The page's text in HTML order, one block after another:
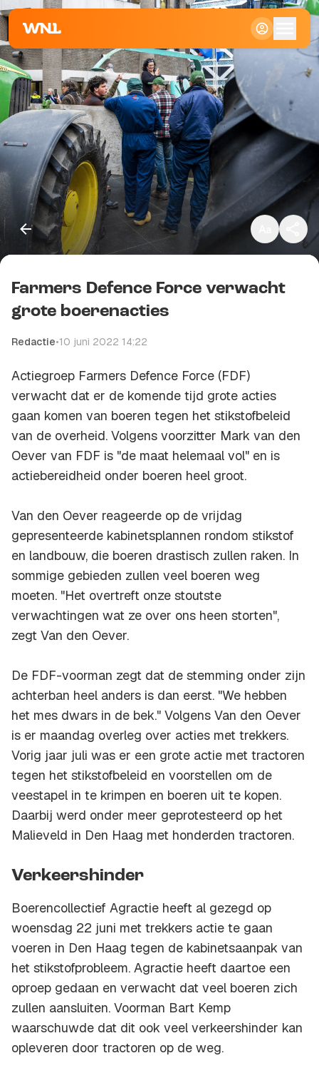
Klein
Kopieer link
Farmers Defence Force verwacht
grote boerenacties
Redactie•10 juni 2022 14:22
Actiegroep Farmers Defence Force (FDF)
verwacht dat er de komende tijd grote acties
gaan komen van boeren tegen het stikstofbeleid
van de overheid. Volgens voorzitter Mark van den
Oever van FDF is "de maat helemaal vol" en is
actiebereidheid onder boeren heel groot.
Van den Oever reageerde op de vrijdag
gepresenteerde kabinetsplannen rondom stikstof
en landbouw, die boeren drastisch zullen raken. In
sommige gebieden zullen veel boeren weg
moeten. "Het overtreft onze stoutste
verwachtingen wat ze over ons heen storten",
zegt Van den Oever.
De FDF-voorman zegt dat de stemming onder zijn
achterban heel anders is dan eerst. "We hebben
het mes dwars in de bek." Volgens Van den Oever
is er maandag overleg over acties met trekkers.
Vorig jaar juli was er een grote actie met tractoren
tegen het stikstofbeleid en voorstellen om de
veestapel in te krimpen en boeren uit te kopen.
Daarbij werd onder meer geprotesteerd op het
Malieveld in Den Haag met honderden tractoren.
Verkeershinder
Boerencollectief Agractie heeft al gezegd op
woensdag 22 juni met trekkers actie te gaan
voeren in Den Haag tegen de kabinetsaanpak van
het stikstofprobleem. Agractie heeft daartoe een
oproep gedaan en verwacht dat veel boeren zich
zullen aansluiten. Voorman Bart Kemp
waarschuwde dat dit ook veel verkeershinder kan
opleveren door tractoren op de weg.